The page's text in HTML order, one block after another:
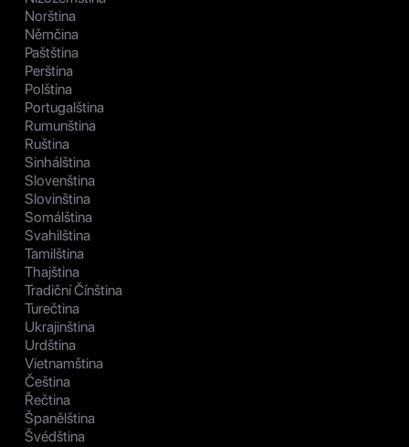
Norština
Němčina
Paštština
Perština
Polština
Portugalština
Rumunština
Ruština
Sinhálština
Slovenština
Slovinština
Somálština
Svahilština
Tamilština
Thajština
Tradiční Čínština
Turečtina
Ukrajinština
Urdština
Vietnamština
Čeština
Řečtina
Španělština
Švédština